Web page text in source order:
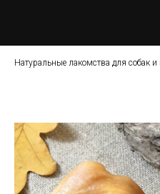
Натуральные лакомства для собак и